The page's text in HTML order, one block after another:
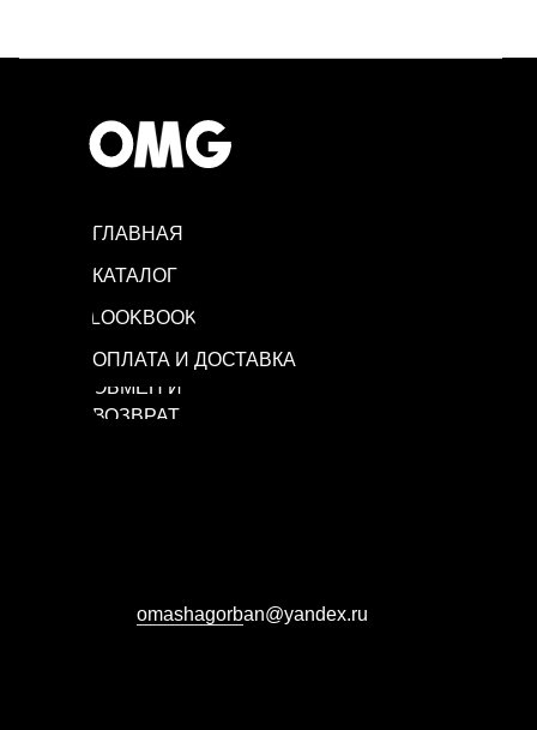
ГЛАВНАЯ
КАТАЛОГ
LOOKBOOK
ОБМЕН И
ВОЗВРАТ
ОПЛАТА И ДОСТАВКА
omashagorbаn@yandex.ru